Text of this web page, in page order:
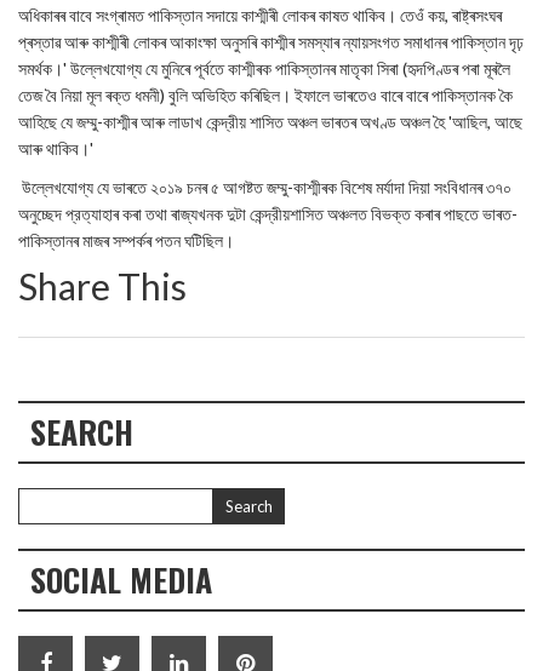
অধিকাৰৰ বাবে সংগ্ৰামত পাকিস্তান সদায়ে কাশ্মীৰী লোকৰ কাষত থাকিব। তেওঁ কয়, ৰাষ্ট্ৰসংঘৰ
প্ৰস্তাৱ আৰু কাশ্মীৰী লোকৰ আকাংক্ষা অনুসৰি কাশ্মীৰ সমস্যাৰ ন্যায়সংগত সমাধানৰ পাকিস্তান দৃঢ়
সমর্থক।' উল্লেখযোগ্য যে মুনিৰে পূৰ্বতে কাশ্মীৰক পাকিস্তানৰ মাতৃকা সিৰা (হৃদপিণ্ডৰ পৰা মূৰলৈ
তেজ বৈ নিয়া মূল ৰক্ত ধমনী) বুলি অভিহিত কৰিছিল। ইফালে ভাৰতেও বাৰে বাৰে পাকিস্তানক কৈ
আহিছে যে জম্মু-কাশ্মীৰ আৰু লাডাখ কেন্দ্রীয় শাসিত অঞ্চল ভাৰতৰ অখণ্ড অঞ্চল হৈ 'আছিল, আছে
আৰু থাকিব।'
উল্লেখযোগ্য যে ভাৰতে ২০১৯ চনৰ ৫ আগষ্টত জম্মু-কাশ্মীৰক বিশেষ মৰ্যাদা দিয়া সংবিধানৰ ৩৭০
অনুচ্ছেদ প্রত্যাহাৰ কৰা তথা ৰাজ্যখনক দুটা কেন্দ্রীয়শাসিত অঞ্চলত বিভক্ত কৰাৰ পাছতে ভাৰত-
পাকিস্তানৰ মাজৰ সম্পৰ্কৰ পতন ঘটিছিল।
Share This
SEARCH
SOCIAL MEDIA